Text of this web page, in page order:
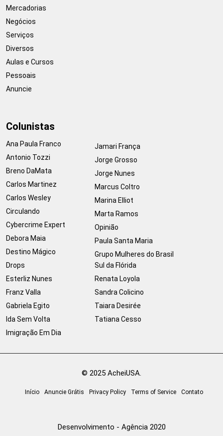
Mercadorias
Negócios
Serviços
Diversos
Aulas e Cursos
Pessoais
Anuncie
Colunistas
Ana Paula Franco
Antonio Tozzi
Breno DaMata
Carlos Martinez
Carlos Wesley
Circulando
Cybercrime Expert
Debora Maia
Destino Mágico
Drops
Esterliz Nunes
Franz Valla
Gabriela Egito
Ida Sem Volta
Imigração Em Dia
Jamari França
Jorge Grosso
Jorge Nunes
Marcus Coltro
Marina Elliot
Marta Ramos
Opinião
Paula Santa Maria
Grupo Mulheres do Brasil
Sul da Flórida
Renata Loyola
Sandra Colicino
Taiara Desirée
Tatiana Cesso
© 2025 AcheiUSA.
Início Anuncie Grátis Privacy Policy Terms of Service Contato
Desenvolvimento - Agência 2020